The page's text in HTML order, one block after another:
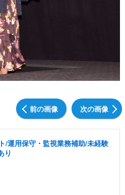
前の画像 次の画像
/運用保守・監視業務補助/未経験
り